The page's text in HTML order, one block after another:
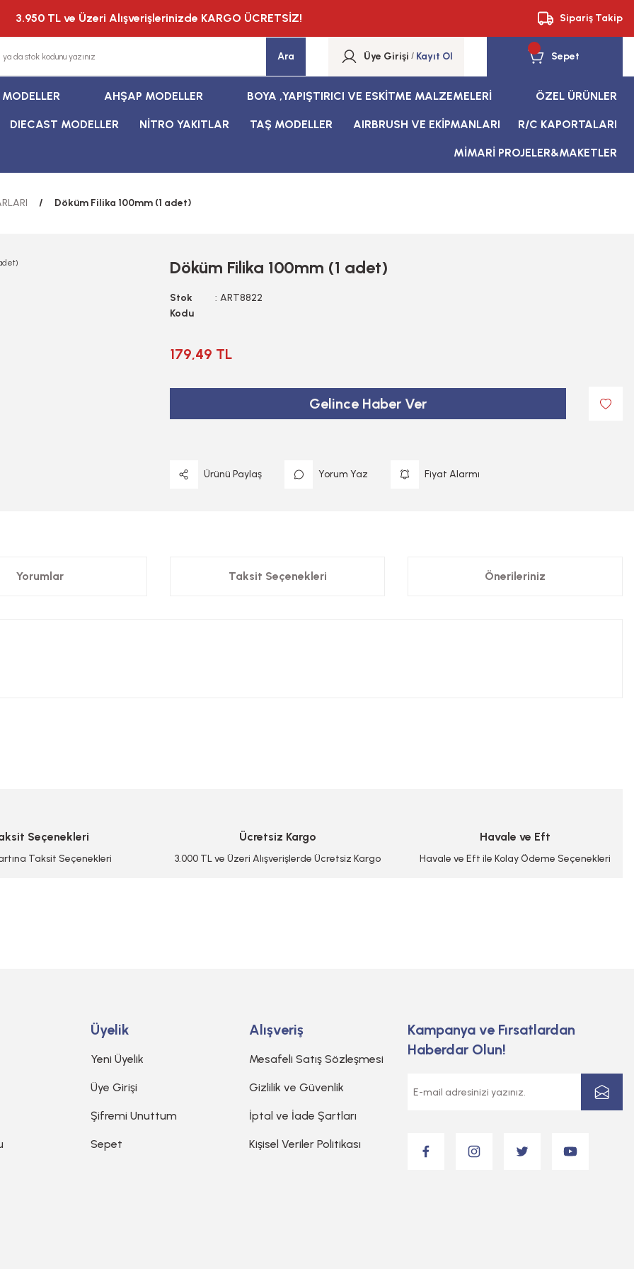
3.950 TL ve Üzeri Alışverişlerinizde KARGO ÜCRETSİZ! Sipariş Takip
Ara Üye Girişi / Kayıt Ol Sepet
AHŞAP MODELLER BOYA ,YAPIŞTIRICI VE ESKİTME MALZEMELERİ ÖZEL ÜRÜNLER
DIECAST MODELLER NİTRO YAKITLAR TAŞ MODELLER AIRBRUSH VE EKİPMANLARI R/C KAPORTALARI
MİMARİ PROJELER&MAKETLER
Döküm Filika 100mm (1 adet)
Döküm Filika 100mm (1 adet)
Stok
Kodu
ART8822
179,49 TL
Gelince Haber Ver
Ürünü Paylaş Yorum Yaz Fiyat Alarmı
Yorumlar Taksit Seçenekleri Önerileriniz
Seçenekleri
Taksit Seçenekleri
Ücretsiz Kargo
3.000 TL ve Üzeri Alışverişlerde Ücretsiz Kargo
Havale ve Eft
Havale ve Eft ile Kolay Ödeme Seçenekleri
Üyelik
Yeni Üyelik
Üye Girişi
Şifremi Unuttum
Sepet
Alışveriş
Mesafeli Satış Sözleşmesi
Gizlilik ve Güvenlik
İptal ve İade Şartları
Kişisel Veriler Politikası
Kampanya ve Fırsatlardan
Haberdar Olun!